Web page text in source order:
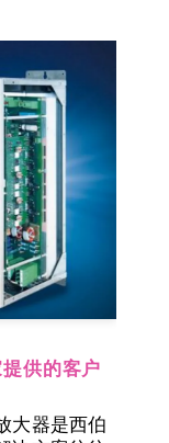
供的客户
大器是西伯